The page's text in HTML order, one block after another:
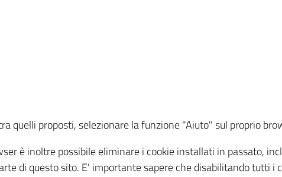
quelli proposti, selezionare la funzione "Aiuto" sul proprio
è inoltre possibile eliminare i cookie installati in passato,
di questo sito. E' importante sapere che disabilitando tutti